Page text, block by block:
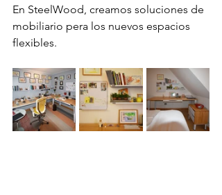
En SteelWood, creamos soluciones de
mobiliario pera los nuevos espacios
flexibles.